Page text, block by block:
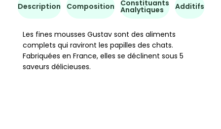
Description Composition Constituants
Analytiques Additifs
Les fines mousses Gustav sont des aliments
complets qui raviront les papilles des chats.
Fabriquées en France, elles se déclinent sous 5
saveurs délicieuses.